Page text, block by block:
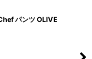
パンツ OLIVE